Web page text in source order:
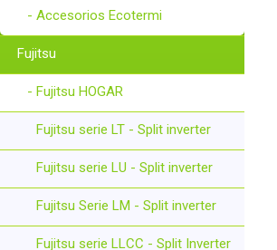
- Accesorios Ecotermi
Fujitsu
- Fujitsu HOGAR
Fujitsu serie LT - Split inverter
Fujitsu serie LU - Split inverter
Fujitsu Serie LM - Split inverter
Fujitsu serie LLCC - Split Inverter